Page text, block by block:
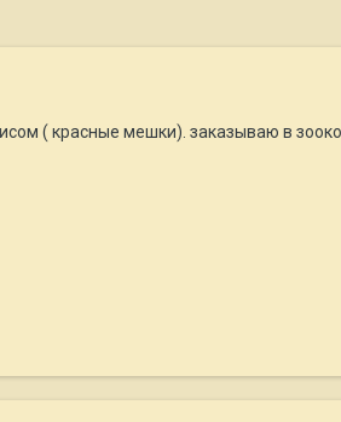
( красные мешки). заказываю в